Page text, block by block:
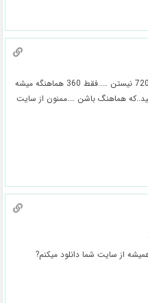
زیرنویس ها اصلا هماهنگ با کیفیت 540 و 720 نیستن …..فقط 360 هماهنگه میشه
هماهنگ باشن ….ممنون از سایت
از سایت شما دانلود میکنم?